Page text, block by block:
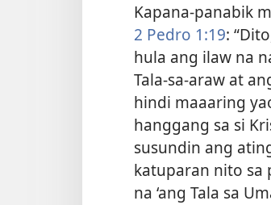
Kapana-panabik
2 Pedro 1:19:
hula ang ilaw na
Tala-sa-araw at
hindi maaaring
hanggang sa si
susundin ang
katuparan nito sa
na ‘ang Tala sa